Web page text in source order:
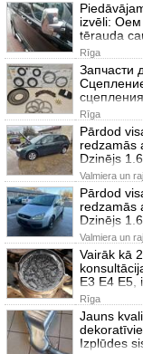
izvēli: Оем
tērauda
Rīga
Запчасти
Rīga
Pārdod
redzamās
Dzinējs
Valmiera un raj.
Pārdod
redzamās
Dzinējs
Valmiera un raj.
Vairāk kā
E3 E4 E5,
Rīga
Jauns
Izplūdes